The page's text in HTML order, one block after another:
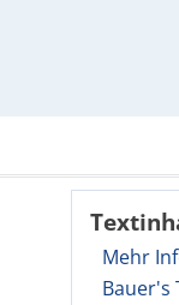
Mehr
Bauer's